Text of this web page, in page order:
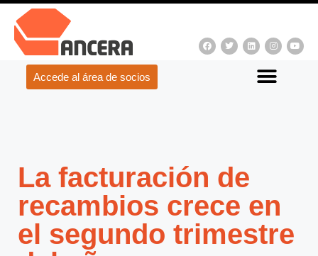
Accede al área de socios
La facturación de
recambios crece en
el segundo trimestre